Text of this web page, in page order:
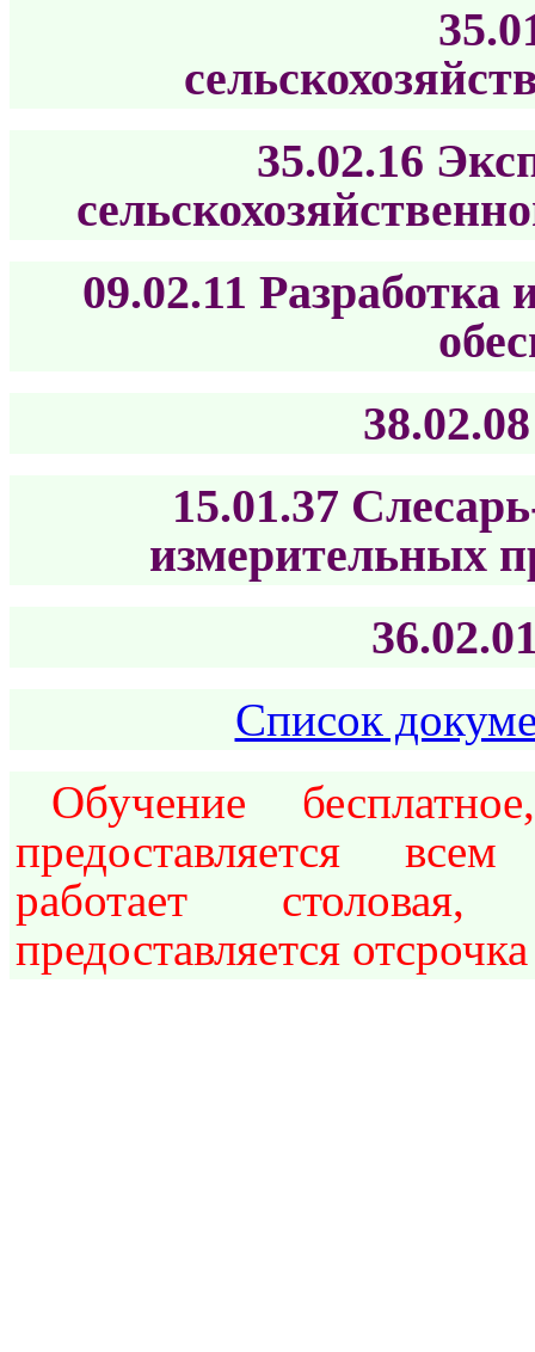
35.02.16
09.02.11
15.01.37
измерительных
Список
Обучение
предоставляется
работает столовая,
предоставляется